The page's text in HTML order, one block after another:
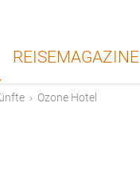
REISEMAGAZINE
› Ozone Hotel